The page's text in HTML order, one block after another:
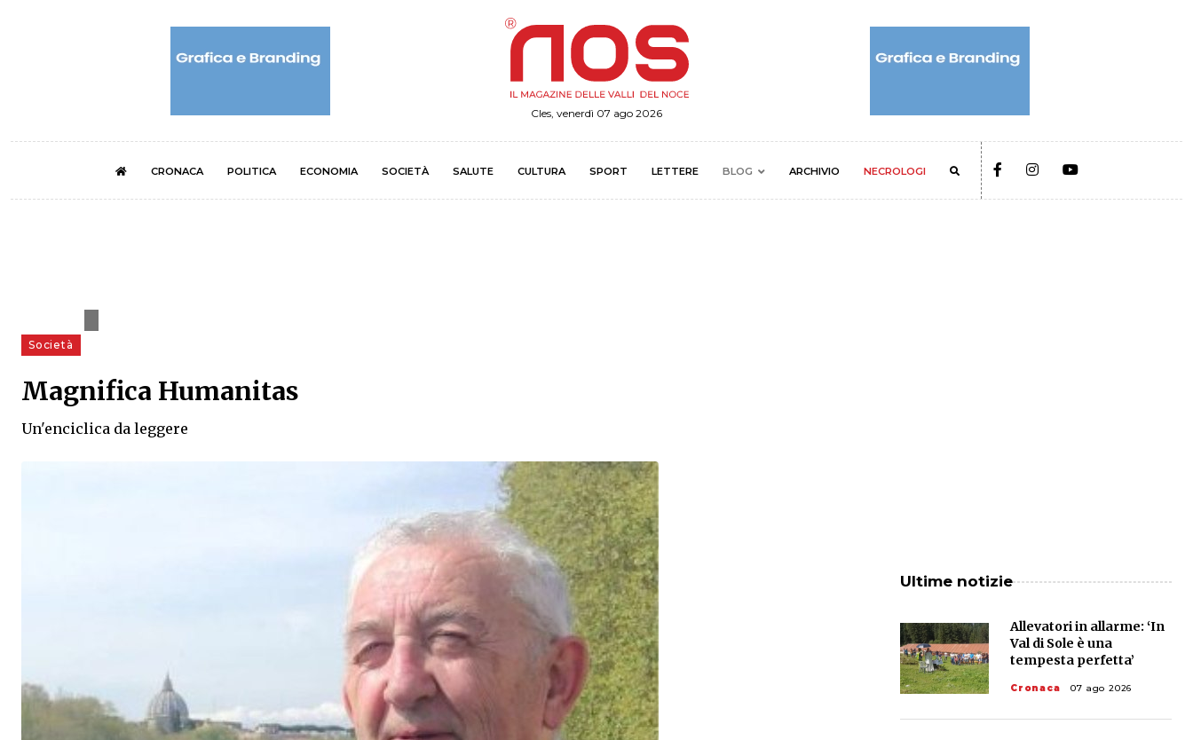
Cles, venerdì 07 ago 2026
CRONACA POLITICA ECONOMIA SOCIETÀ SALUTE CULTURA SPORT LETTERE BLOG ARCHIVIO NECROLOGI
Società
Magnifica Humanitas
Un'enciclica da leggere
Ultime notizie
Allevatori in allarme: ‘In
Val di Sole è una
tempesta perfetta’
Cronaca 07 ago 2026